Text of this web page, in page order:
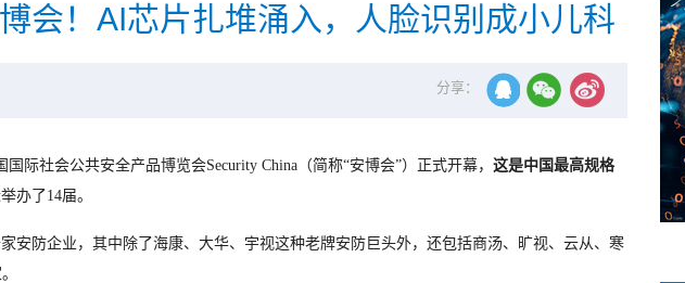
会！AI芯片扎堆涌入，人脸识别成小儿科
分享：
际社会公共安全产品博览会Security China（简称“安博会”）正式开幕， 这是中国最高规格
办了14届。
安防企业，其中除了海康、大华、宇视这种老牌安防巨头外，还包括商汤、旷视、云从、寒